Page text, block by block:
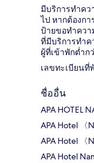
มีบริการทำค
ไป หากต้องก
ป้ายขอทำควา
ที่มีบริการทำค
ผู้ที่เข้าพักต่ำก
เลขทะเบียนที่
ชื่ออื่น
APA HOTEL
APA Hotel 〈
APA Hotel 〈
APA Hotel